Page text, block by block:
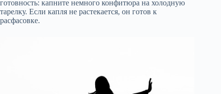
готовность: капните немного конфитюра на холодную
тарелку. Если капля не растекается, он готов к
расфасовке.